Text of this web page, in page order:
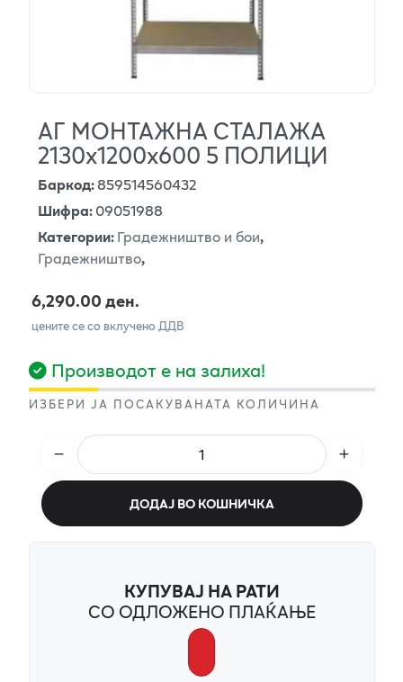
АГ МОНТАЖНА СТАЛАЖА
2130х1200х600 5 ПОЛИЦИ
Баркод:859514560432
Шифра:09051988
Категории:Градежништво и бои,
Градежништво,
6,290.00 ден.
цените се со вклучено ДДВ
Производот е на залиха!
ИЗБЕРИ ЈА ПОСАКУВАНАТА КОЛИЧИНА
ДОДАЈ ВО КОШНИЧКА
КУПУВАЈ НА РАТИ
СО ОДЛОЖЕНО ПЛАЌАЊЕ